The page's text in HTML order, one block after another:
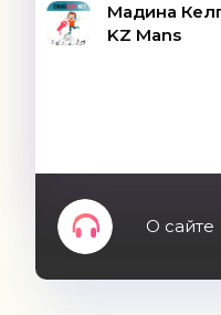
Мадина
KZ Mans
О сайте